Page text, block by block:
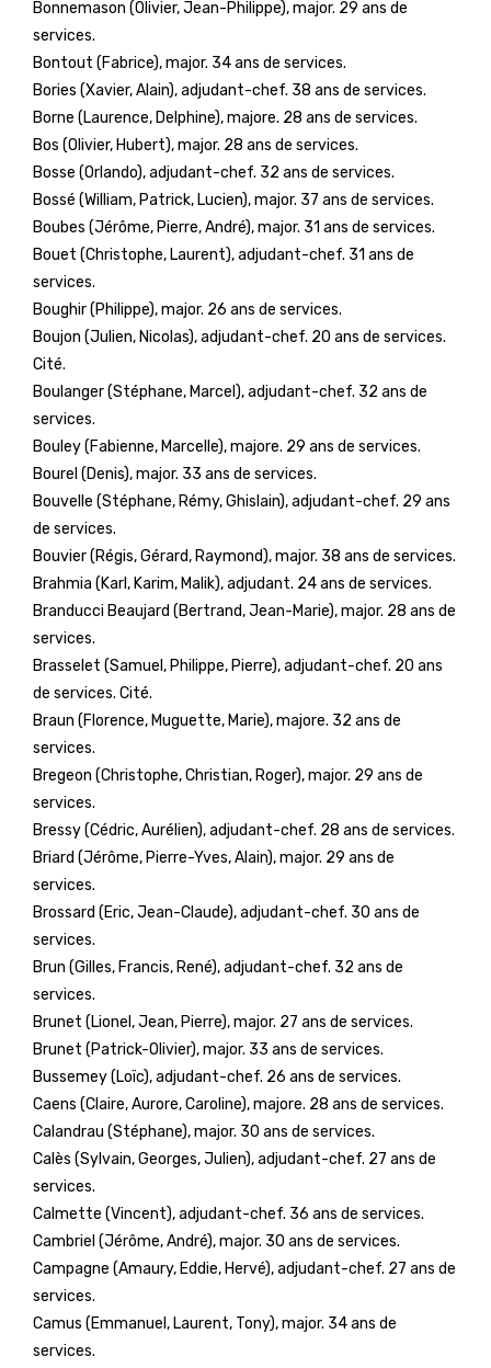
Bonnemason (Olivier, Jean-Philippe), major. 29 ans de
services.
Bontout (Fabrice), major. 34 ans de services.
Bories (Xavier, Alain), adjudant-chef. 38 ans de services.
Borne (Laurence, Delphine), majore. 28 ans de services.
Bos (Olivier, Hubert), major. 28 ans de services.
Bosse (Orlando), adjudant-chef. 32 ans de services.
Bossé (William, Patrick, Lucien), major. 37 ans de services.
Boubes (Jérôme, Pierre, André), major. 31 ans de services.
Bouet (Christophe, Laurent), adjudant-chef. 31 ans de
services.
Boughir (Philippe), major. 26 ans de services.
Boujon (Julien, Nicolas), adjudant-chef. 20 ans de services.
Cité.
Boulanger (Stéphane, Marcel), adjudant-chef. 32 ans de
services.
Bouley (Fabienne, Marcelle), majore. 29 ans de services.
Bourel (Denis), major. 33 ans de services.
Bouvelle (Stéphane, Rémy, Ghislain), adjudant-chef. 29 ans
de services.
Bouvier (Régis, Gérard, Raymond), major. 38 ans de services.
Brahmia (Karl, Karim, Malik), adjudant. 24 ans de services.
Branducci Beaujard (Bertrand, Jean-Marie), major. 28 ans de
services.
Brasselet (Samuel, Philippe, Pierre), adjudant-chef. 20 ans
de services. Cité.
Braun (Florence, Muguette, Marie), majore. 32 ans de
services.
Bregeon (Christophe, Christian, Roger), major. 29 ans de
services.
Bressy (Cédric, Aurélien), adjudant-chef. 28 ans de services.
Briard (Jérôme, Pierre-Yves, Alain), major. 29 ans de
services.
Brossard (Eric, Jean-Claude), adjudant-chef. 30 ans de
services.
Brun (Gilles, Francis, René), adjudant-chef. 32 ans de
services.
Brunet (Lionel, Jean, Pierre), major. 27 ans de services.
Brunet (Patrick-Olivier), major. 33 ans de services.
Bussemey (Loïc), adjudant-chef. 26 ans de services.
Caens (Claire, Aurore, Caroline), majore. 28 ans de services.
Calandrau (Stéphane), major. 30 ans de services.
Calès (Sylvain, Georges, Julien), adjudant-chef. 27 ans de
services.
Calmette (Vincent), adjudant-chef. 36 ans de services.
Cambriel (Jérôme, André), major. 30 ans de services.
Campagne (Amaury, Eddie, Hervé), adjudant-chef. 27 ans de
services.
Camus (Emmanuel, Laurent, Tony), major. 34 ans de
services.